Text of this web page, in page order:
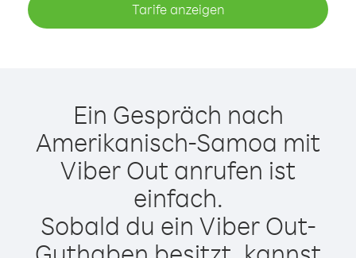
Tarife anzeigen
Ein Gespräch nach
Amerikanisch-Samoa mit
Viber Out anrufen ist
einfach.
Sobald du ein Viber Out-